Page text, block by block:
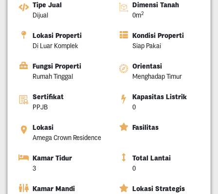
Tipe Jual
Dijual
Dimensi Tanah
0m2
Lokasi Properti
Di Luar Komplek
Kondisi Properti
Siap Pakai
Fungsi Properti
Rumah Tinggal
Orientasi
Menghadap Timur
Sertifikat
PPJB
Kapasitas Listrik
0
Lokasi
Amega Crown Residence
Fasilitas
Kamar Tidur
3
Total Lantai
0
Kamar Mandi Lokasi Strategis